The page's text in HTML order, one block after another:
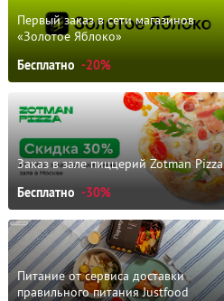
Первый заказ в сети магазинов
«Золотое Яблоко»
Бесплатно -20%
Заказ в зале пиццерий Zotman Pizza
Бесплатно -30%
Питание от сервиса доставки
правильного питания Justfood